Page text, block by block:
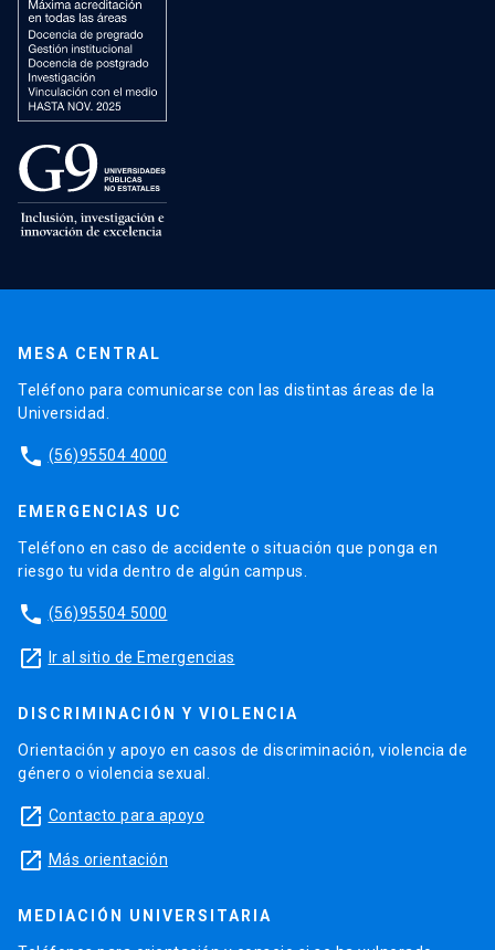
MESA CENTRAL
Teléfono para comunicarse con las distintas áreas de la
Universidad.
phone (56)95504 4000
EMERGENCIAS UC
Teléfono en caso de accidente o situación que ponga en
riesgo tu vida dentro de algún campus.
phone (56)95504 5000
launch Ir al sitio de Emergencias
DISCRIMINACIÓN Y VIOLENCIA
Orientación y apoyo en casos de discriminación, violencia de
género o violencia sexual.
launch Contacto para apoyo
launch Más orientación
MEDIACIÓN UNIVERSITARIA